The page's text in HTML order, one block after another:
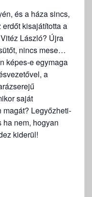
és a háza sincs,
kisajátította a
László? Újra
nincs mese…
képes-e egymaga
a
saját
Legyőzheti-
nem, hogyan
kiderül!